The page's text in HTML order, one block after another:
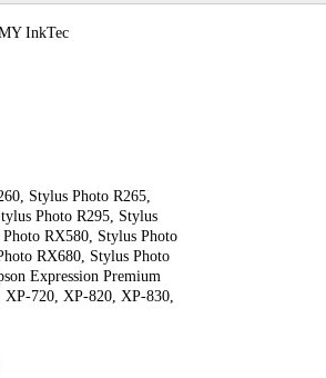
InkTec
Stylus Photo R265,
Photo R295, Stylus
RX580, Stylus Photo
RX680, Stylus Photo
Expression Premium
720, XP-820, XP-830,